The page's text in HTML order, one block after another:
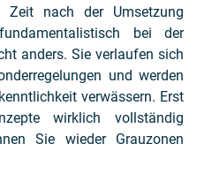
nach der Umsetzung
bei der
anders. Sie verlaufen sich
und werden
verwässern. Erst
wirklich vollständig
Sie wieder Grauzonen